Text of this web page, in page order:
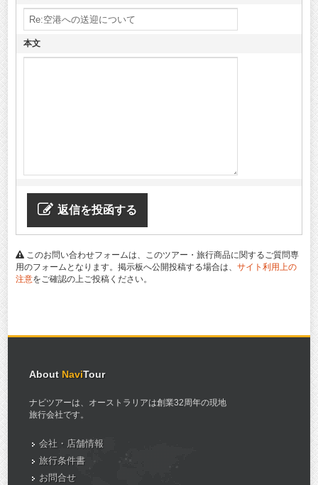
本文
返信を投函する
このお問い合わせフォームは、このツアー・旅行商品に関するご質問専
用のフォームとなります。掲示板へ公開投稿する場合は、 サイト利用上の
注意をご確認の上ご投稿ください。
About NaviTour
ナビツアーは、オーストラリアは創業32周年の現地
旅行会社です。
会社・店舗情報
旅行条件書
お問合せ